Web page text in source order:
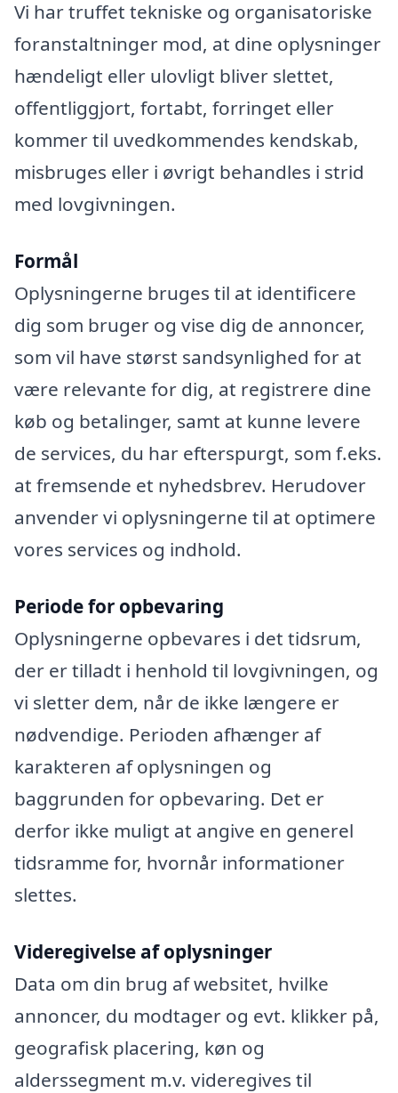
Vi har truffet tekniske og organisatoriske
foranstaltninger mod, at dine oplysninger
hændeligt eller ulovligt bliver slettet,
offentliggjort, fortabt, forringet eller
kommer til uvedkommendes kendskab,
misbruges eller i øvrigt behandles i strid
med lovgivningen.
Formål
Oplysningerne bruges til at identificere
dig som bruger og vise dig de annoncer,
som vil have størst sandsynlighed for at
være relevante for dig, at registrere dine
køb og betalinger, samt at kunne levere
de services, du har efterspurgt, som f.eks.
at fremsende et nyhedsbrev. Herudover
anvender vi oplysningerne til at optimere
vores services og indhold.
Periode for opbevaring
Oplysningerne opbevares i det tidsrum,
der er tilladt i henhold til lovgivningen, og
vi sletter dem, når de ikke længere er
nødvendige. Perioden afhænger af
karakteren af oplysningen og
baggrunden for opbevaring. Det er
derfor ikke muligt at angive en generel
tidsramme for, hvornår informationer
slettes.
Videregivelse af oplysninger
Data om din brug af websitet, hvilke
annoncer, du modtager og evt. klikker på,
geografisk placering, køn og
alderssegment m.v. videregives til